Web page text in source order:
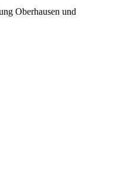
Oberhausen und